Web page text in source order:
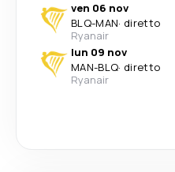
ven 06 nov
BLQ-MAN· diretto
Ryanair
lun 09 nov
MAN-BLQ· diretto
Ryanair